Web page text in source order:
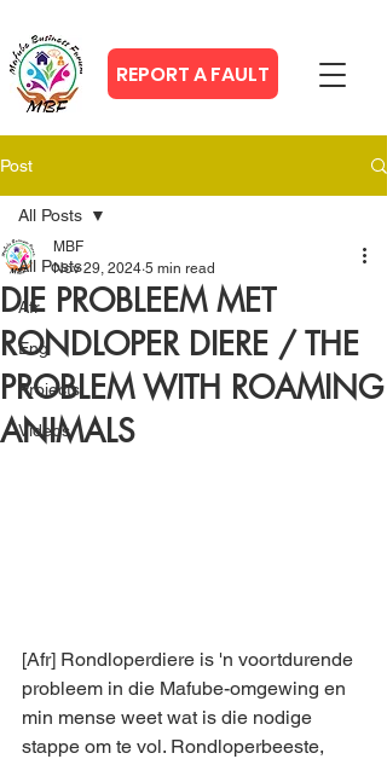
REPORT A FAULT
Post
All Posts
Afr
Eng
Projects
Videos
All Posts
DIE PROBLEEM MET
RONDLOPER DIERE / THE
PROBLEM WITH ROAMING
ANIMALS
MBF
Nov 29, 2024 5 min read
[Afr] Rondloperdiere is 'n voortdurende
probleem in die Mafube-omgewing en
min mense weet wat is die nodige
stappe om te vol. Rondloperbeeste,